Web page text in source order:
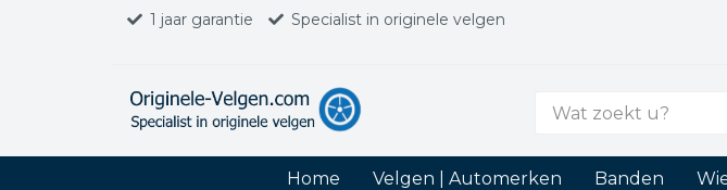
1 jaar garantie Specialist in originele velgen
Zoek
Home Velgen | Automerken Banden